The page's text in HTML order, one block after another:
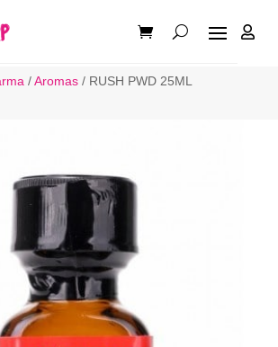

/Aromas/ RUSH PWD 25ML